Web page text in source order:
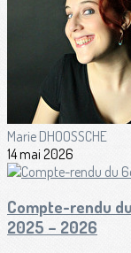
Marie DHOOSSCHE
14 mai 2026
Compte-rendu
2025 – 2026